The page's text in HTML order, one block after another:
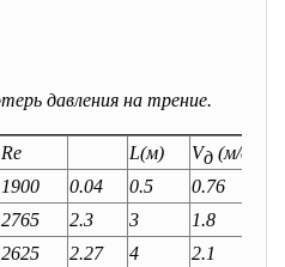
давления на трение.
Re L(м) Vд (м/с)
1900 0.04 0.5
0.76
2765 2.3 3
1.8
2625 2.27 4 2.1